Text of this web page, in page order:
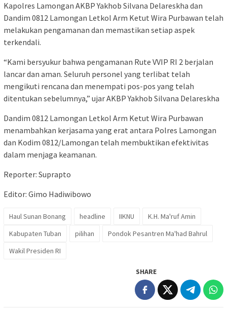
Kapolres Lamongan AKBP Yakhob Silvana Delareskha dan
Dandim 0812 Lamongan Letkol Arm Ketut Wira Purbawan telah
melakukan pengamanan dan memastikan setiap aspek
terkendali.
“Kami bersyukur bahwa pengamanan Rute VVIP RI 2 berjalan
lancar dan aman. Seluruh personel yang terlibat telah
mengikuti rencana dan menempati pos-pos yang telah
ditentukan sebelumnya,” ujar AKBP Yakhob Silvana Delareskha
Dandim 0812 Lamongan Letkol Arm Ketut Wira Purbawan
menambahkan kerjasama yang erat antara Polres Lamongan
dan Kodim 0812/Lamongan telah membuktikan efektivitas
dalam menjaga keamanan.
Reporter: Suprapto
Editor: Gimo Hadiwibowo
Haul Sunan Bonang headline IIKNU
K.H. Ma'ruf Amin
Kabupaten Tuban
pilihan
Pondok Pesantren Ma'had Bahrul
Wakil Presiden RI
SHARE